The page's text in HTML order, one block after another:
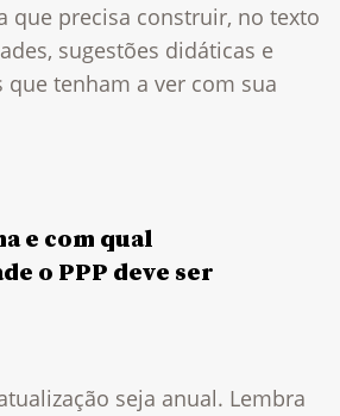
que precisa construir, no texto
sugestões didáticas e
que tenham a ver com sua
e com qual
o PPP deve ser
seja anual. Lembra